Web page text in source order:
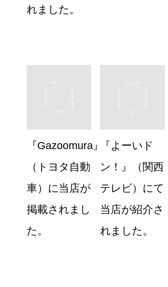
れました。
『Gazoomura』
（トヨタ自動
車）に当店が
掲載されまし
た。
『よーいド
ン！』（関西
テレビ）にて
当店が紹介さ
れました。